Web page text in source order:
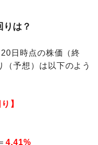
は？
日時点の株価（終
予想）は以下のよう
】
4.41%